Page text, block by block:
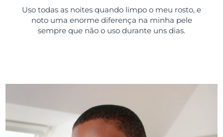
Uso todas as noites quando limpo o meu rosto, e
noto uma enorme diferença na minha pele
sempre que não o uso durante uns dias.